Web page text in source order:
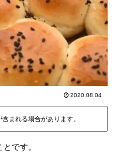
2020.08.04
まれる場合があります。
です。